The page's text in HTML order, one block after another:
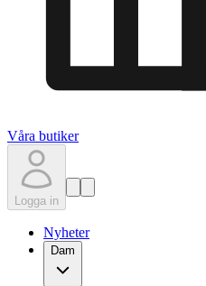
Våra butiker
Logga in
Nyheter
Dam